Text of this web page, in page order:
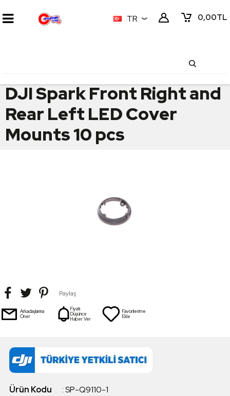
0,00TL
TR
DJI Spark Front Right and
Rear Left LED Cover
Mounts 10 pcs
Paylaş
Arkadaşlarına
Öner
Fiyatı
Düşünce
Haber Ver
Favorilerime
Ekle
Ürün Kodu :SP-Q9110-1